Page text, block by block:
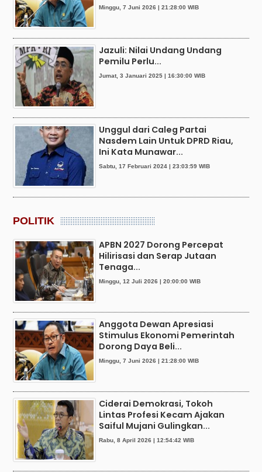
Minggu, 7 Juni 2026 | 21:28:00 WIB
Jazuli: Nilai Undang Undang
Pemilu Perlu...
Jumat, 3 Januari 2025 | 16:30:00 WIB
Unggul dari Caleg Partai
Nasdem Lain Untuk DPRD Riau,
Ini Kata Munawar...
Sabtu, 17 Februari 2024 | 23:03:59 WIB
POLITIK
APBN 2027 Dorong Percepat
Hilirisasi dan Serap Jutaan
Tenaga...
Minggu, 12 Juli 2026 | 20:00:00 WIB
Anggota Dewan Apresiasi
Stimulus Ekonomi Pemerintah
Dorong Daya Beli...
Minggu, 7 Juni 2026 | 21:28:00 WIB
Ciderai Demokrasi, Tokoh
Lintas Profesi Kecam Ajakan
Saiful Mujani Gulingkan...
Rabu, 8 April 2026 | 12:54:42 WIB